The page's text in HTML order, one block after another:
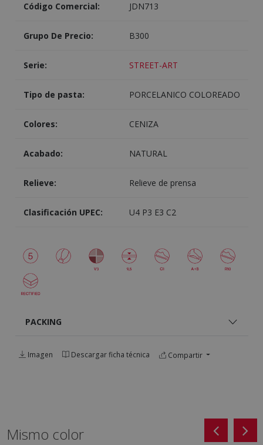
Código Comercial: JDN713
Grupo De Precio: B300
Serie: STREET-ART
Tipo de pasta: PORCELANICO COLOREADO
Colores: CENIZA
Acabado: NATURAL
Relieve: Relieve de prensa
Clasificación UPEC: U4 P3 E3 C2
PACKING
Imagen Descargar ficha técnica Compartir
Mismo color